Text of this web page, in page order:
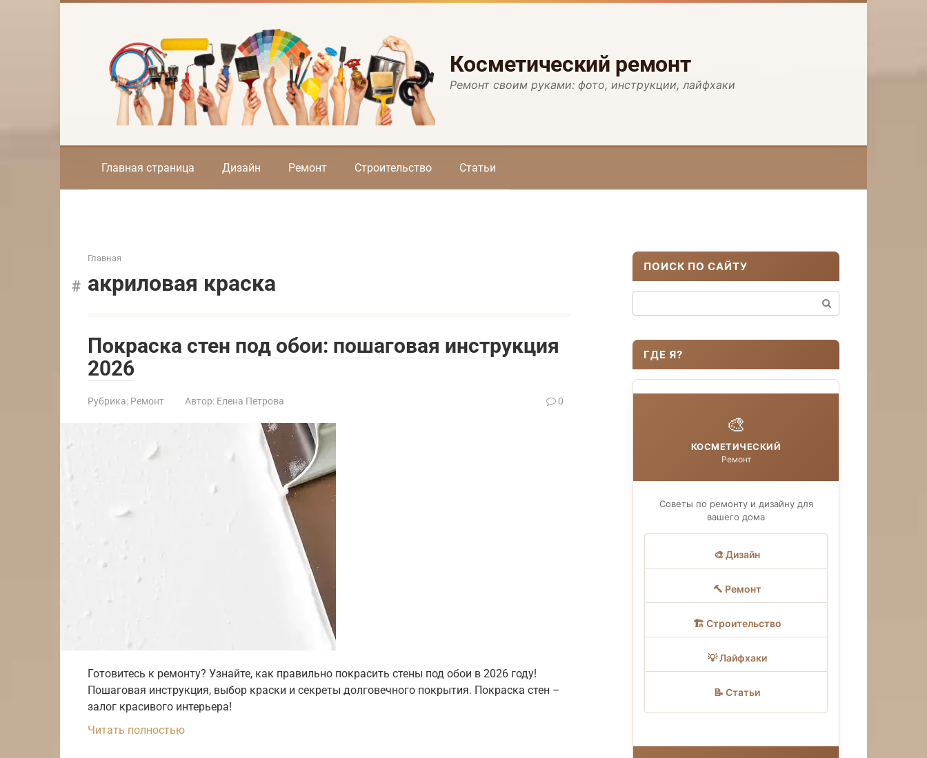
Косметический ремонт
Ремонт своим руками: фото, инструкции, лайфхаки
Главная страница Дизайн Ремонт Строительство Статьи
Главная
акриловая краска
Покраска стен под обои: пошаговая инструкция
2026
Рубрика: Ремонт Автор: Елена Петрова 0
Готовитесь к ремонту? Узнайте, как правильно покрасить стены под обои в 2026 году!
Пошаговая инструкция, выбор краски и секреты долговечного покрытия. Покраска стен –
залог красивого интерьера!
Читать полностью
ПОИСК ПО САЙТУ
ГДЕ Я?
🎨
КОСМЕТИЧЕСКИЙ
Ремонт
Советы по ремонту и дизайну для
вашего дома
🎨 Дизайн
🔨 Ремонт
🏗 Строительство
💡 Лайфхаки
📝 Статьи